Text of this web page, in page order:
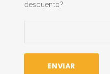
descuento?